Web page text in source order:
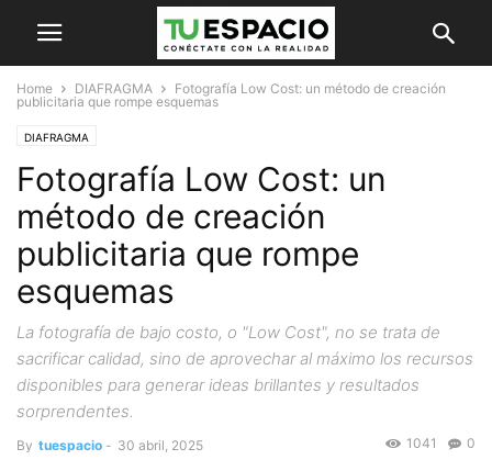
Home DIAFRAGMA
Fotografía Low Cost: un método de creación
publicitaria que rompe esquemas
DIAFRAGMA
Fotografía Low Cost: un
método de creación
publicitaria que rompe
esquemas
La fotografía de bajo costo, o "Low Cost", no se trata de
sacrificar calidad, sino de aprovechar al máximo los recursos
disponibles para generar ideas brillantes y resultados
sorprendentes.
By tuespacio - 30 abril, 2025 0
1041